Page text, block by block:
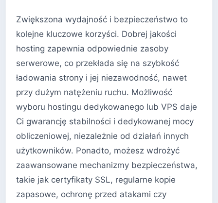
Zwiększona wydajność i bezpieczeństwo to
kolejne kluczowe korzyści. Dobrej jakości
hosting zapewnia odpowiednie zasoby
serwerowe, co przekłada się na szybkość
ładowania strony i jej niezawodność, nawet
przy dużym natężeniu ruchu. Możliwość
wyboru hostingu dedykowanego lub VPS daje
Ci gwarancję stabilności i dedykowanej mocy
obliczeniowej, niezależnie od działań innych
użytkowników. Ponadto, możesz wdrożyć
zaawansowane mechanizmy bezpieczeństwa,
takie jak certyfikaty SSL, regularne kopie
zapasowe, ochronę przed atakami czy